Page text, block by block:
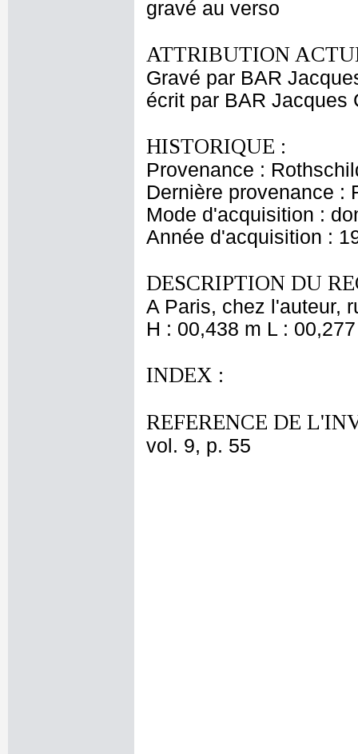
gravé au verso
ATTRIBUTION
Gravé par BAR
écrit par BAR Jacques
HISTORIQUE :
Provenance :
Dernière provenance :
Mode d'acquisition :
Année d'acquisition :
DESCRIPTION DU
A Paris, chez l'auteur,
H : 00,438 m L :
INDEX :
REFERENCE DE
vol. 9, p. 55